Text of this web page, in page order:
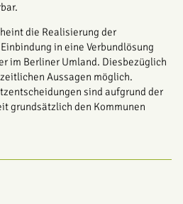
die Realisierung der
in eine Verbundlösung
im Berliner Umland. Diesbezüglich
Aussagen möglich.
sind aufgrund der
grundsätzlich den Kommunen